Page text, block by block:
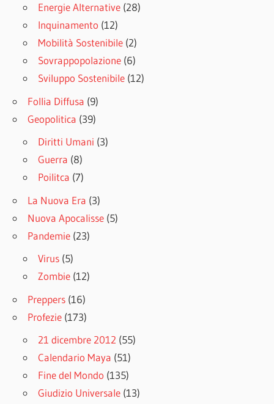
Energie Alternative (28)
Inquinamento (12)
Mobilità Sostenibile (2)
Sovrappopolazione (6)
Sviluppo Sostenibile (12)
Follia Diffusa (9)
Geopolitica (39)
Diritti Umani (3)
Guerra (8)
Poilitca (7)
La Nuova Era (3)
Nuova Apocalisse (5)
Pandemie (23)
Virus (5)
Zombie (12)
Preppers (16)
Profezie (173)
21 dicembre 2012 (55)
Calendario Maya (51)
Fine del Mondo (135)
Giudizio Universale (13)